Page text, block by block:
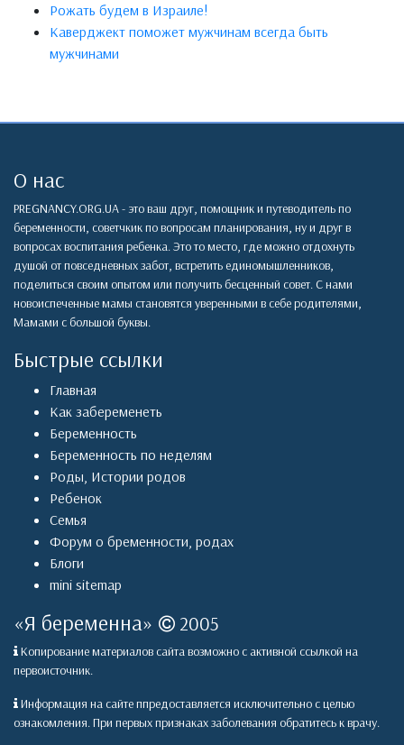
Рожать будем в Израиле!
Каверджект поможет мужчинам всегда быть
мужчинами
О нас
PREGNANCY.ORG.UA - это ваш друг, помощник и путеводитель по
беременности, советчкик по вопросам планирования, ну и друг в
вопросах воспитания ребенка. Это то место, где можно отдохнуть
душой от повседневных забот, встретить единомышленников,
поделиться своим опытом или получить бесценный совет. С нами
новоиспеченные мамы становятся уверенными в себе родителями,
Мамами с большой буквы.
Быстрые ссылки
Главная
Как забеременеть
Беременность
Беременность по неделям
Роды, Истории родов
Ребенок
Семья
Форум о бременности, родах
Блоги
mini sitemap
«Я беременна» 2005
Копирование материалов сайта возможно с активной ссылкой на
первоисточник.
Информация на сайте ппредоставляется исключительно с целью
ознакомления. При первых признаках заболевания обратитесь к врачу.